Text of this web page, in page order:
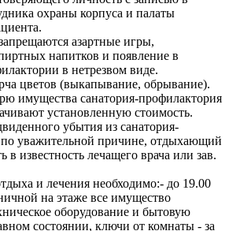
охраны корпуса и палаты
азартные игры,
напитков и появление в
в нетрезвом виде.
цветов (выкапывание, обрывание).
имущества санатория-профилактория
установленную стоимость.
убытия из санатория-
уважительной причине, отдыхающий
в известность лечащего врача или зав.
и лечения необходимо:- до 19.00
на этаже все имущество
оборудование и бытовую
состоянии, ключи от комнаты - за